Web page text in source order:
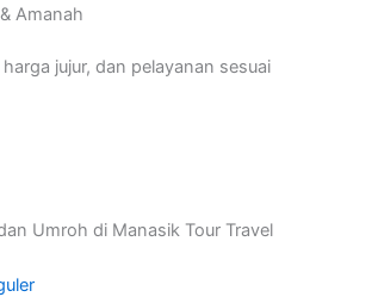
Amanah
jujur, dan pelayanan sesuai
Umroh di Manasik Tour Travel